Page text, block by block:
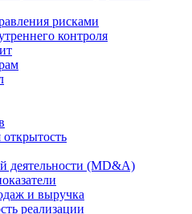
рисками
контроля
деятельности (MD&A)
и выручка
реализации